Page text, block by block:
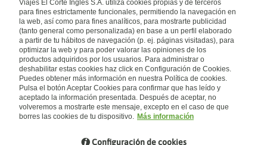
Financiación
Sostenibilidad
Turismo accesible
Tarjeta El Corte Inglés
Trabaja con nosotros
El Corte Inglés
Canal Ético
Enlaces de interés
Guías de viaje
Catálogos
Auto check-in
Condiciones Generales
Política de privacidad
Política de cookies
Accesibilidad
Empresas/ Grupos
Internacional
España
Visita nuestro blog
Blog de Viajes el Corte inglés
Viajes El Corte Inglés S.A. utiliza cookies propias y de terceros
para fines estrictamente funcionales, permitiendo la navegación en
la web, así como para fines analíticos, para mostrarte publicidad
(tanto general como personalizada) en base a un perfil elaborado
a partir de tu hábitos de navegación (p. ej. páginas visitadas), para
optimizar la web y para poder valorar las opiniones de los
productos adquiridos por los usuarios. Para administrar o
deshabilitar estas cookies haz click en Configuración de Cookies.
Puedes obtener más información en nuestra Política de cookies.
Pulsa el botón Aceptar Cookies para confirmar que has leído y
aceptado la información presentada. Después de aceptar, no
volveremos a mostrarte este mensaje, excepto en el caso de que
borres las cookies de tu dispositivo. Más información
Configuración de cookies